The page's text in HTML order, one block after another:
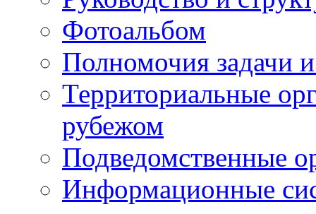
Фотоальбом
Полномочия задачи
Территориальные
рубежом
Подведомственные
Информационные